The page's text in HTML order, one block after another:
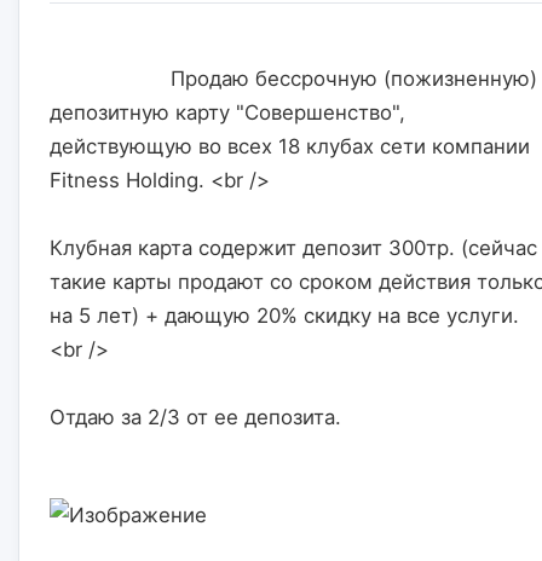
депозитную карту "Совершенство",
действующую во всех 18 клубах сети компании
Fitness Holding. <br />
Клубная карта содержит депозит 300тр. (сейчас
такие карты продают со сроком действия
на 5 лет) + дающую 20% скидку на все услуги.
<br />
Отдаю за 2/3 от ее депозита.